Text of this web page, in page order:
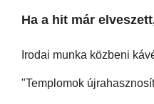
Ha a hit már
Irodai munka közbeni
"Templomok